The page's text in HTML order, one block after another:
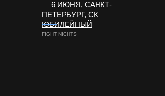
— 6 ИЮНЯ, САНКТ-
ПЕТЕРБУРГ, СК
ЮБИЛЕЙНЫЙ
FIGHT NIGHTS